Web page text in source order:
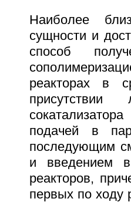
Наиболее
сущности и
способ
реакторах в
присутствии
подачей в
последующим
и введением в
реакторов,
первых по ходу